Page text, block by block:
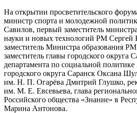
На открытии просветительского
министр спорта и молодежной
Савилов, первый заместитель
науки и новых технологий РМ Сергей
заместитель Министра образования
заместитель главы городского округа
департамента по социальной
городского округа Саранск Оксана
им. Н. П. Огарёва Дмитрий Глушко,
им. М. Е. Евсевьева, глава
Российского общества «Знание» в
Марина Антонова.